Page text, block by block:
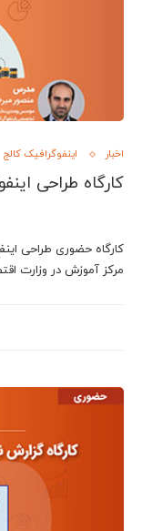
اخبار اینفوگرافیک کالج
کارگاه طراحی
کارگاه حضوری طراحی
مرکز آموزش در وزارت اقتصاد و